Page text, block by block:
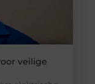
veilige